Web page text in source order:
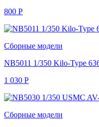
800 Р
Сборные модели
NB5011 1/350 Kilo-Type
1 030 Р
Сборные модели